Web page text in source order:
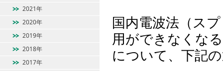
国内電波法（ス
用ができなくな
について、下記
2021年
2020年
2019年
2018年
2017年